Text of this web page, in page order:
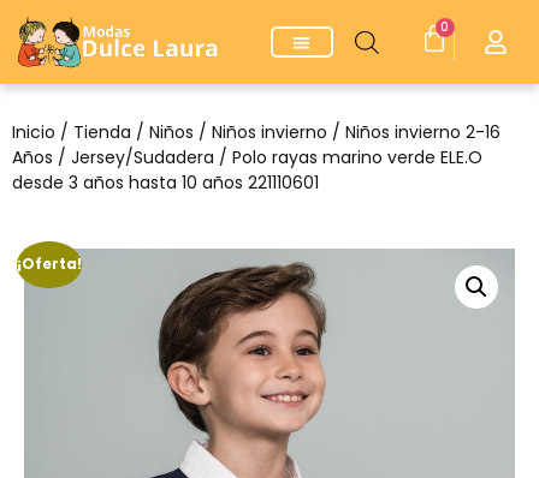
0
Inicio / Tienda / Niños / Niños invierno / Niños invierno 2-16
Años / Jersey/Sudadera / Polo rayas marino verde ELE.O
desde 3 años hasta 10 años 221110601
¡Oferta!